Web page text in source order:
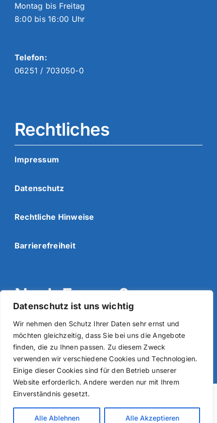
Datenschutz ist uns wichtig
Wir nehmen den Schutz Ihrer Daten sehr ernst und
möchten gleichzeitig, dass Sie bei uns die Angebote
finden, die zu Ihnen passen. Zu diesem Zweck
verwenden wir verschiedene Cookies und Technologien.
Einige dieser Cookies sind für den Betrieb unserer
Website erforderlich. Andere werden nur mit Ihrem
Einverständnis gesetzt.
Alle Ablehnen Alle Akzeptieren
Montag bis Freitag
8:00 bis 16:00 Uhr
Telefon:
06251 / 703050-0
Rechtliches
Impressum
Datenschutz
Rechtliche Hinweise
Barrierefreiheit
Noch Fragen?
Kontaktformular
Demozugang